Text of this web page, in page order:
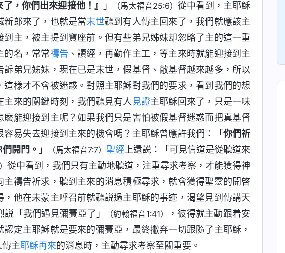
，你們出來迎接他！』 」 （馬太福音25:6）從中看到，主耶穌
新郎來了，也就是當末世聽到有人傳主回來了，我們就應該主
到主，被主提到寶座前。但有些弟兄姊妹却忽略了主的這一重
的名，常常禱告 、讀經，再勤作主工，等主來時就能迎接到主
弟兄姊妹，現在已是末世，假基督、敵基督越來越多，所以
樣才不會被迷惑。對照主耶穌對我們的要求，看到我們的想
來的關鍵時刻，我們聽見有人 見證主耶穌回來了，只是一味
能迎接到主呢？如果我們只是害怕被假基督迷惑而把真基督
易失去迎接到主來的機會嗎？主耶穌曾應許我們：「 你們祈
開門。 」 （馬太福音7:7） 聖經 上還説：「可見信道是從聽道來
從中看到，我們只有主動地聽道，注重尋求考察，才能獲得神
禱告祈求，聽到主來的消息積極尋求，就會獲得聖靈的開啓
他在未蒙主呼召前就聽説過主耶穌的事迹，渴望見到傳講天
「我們遇見彌賽亞了」
（約翰福音1:41）
，彼得就主動跟着安
定主耶穌就是要來的彌賽亞，最終撇弃一切跟隨了主耶穌，
主耶穌再來的消息時，主動尋求考察至關重要。